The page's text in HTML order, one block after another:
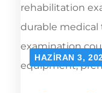
HAZIRAN 3,